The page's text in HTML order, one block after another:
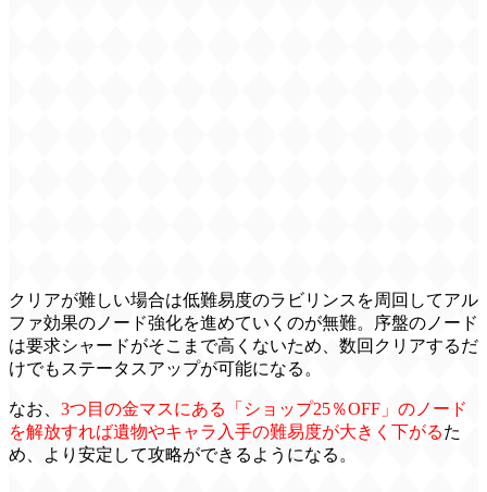
クリアが難しい場合は低難易度のラビリンスを周回してアル
ファ効果のノード強化を進めていくのが無難。序盤のノード
は要求シャードがそこまで高くないため、数回クリアするだ
けでもステータスアップが可能になる。
なお、 3つ目の金マスにある「ショップ25％OFF」のノード
を解放すれば遺物やキャラ入手の難易度が大きく下がるた
め、より安定して攻略ができるようになる。